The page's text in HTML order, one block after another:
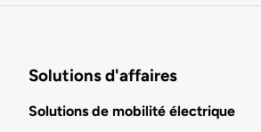
Solutions d'affaires
Solutions de mobilité électrique